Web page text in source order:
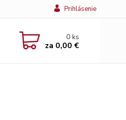
Prihlásenie
0ks
za 0,00 €